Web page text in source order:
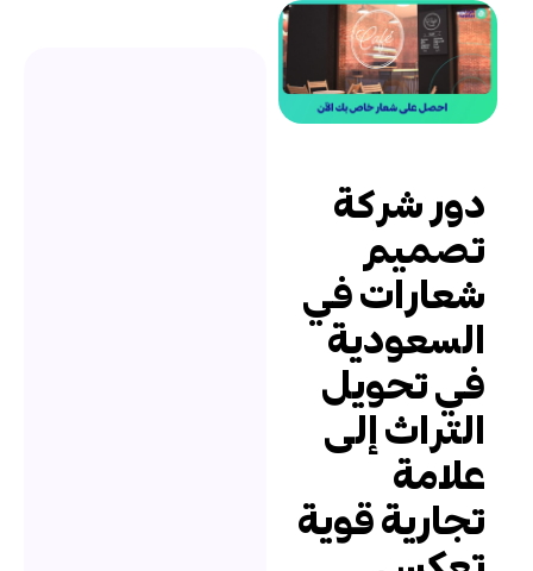
دور شركة
تصميم
شعارات في
السعودية
في تحويل
التراث إلى
علامة
تجارية قوية